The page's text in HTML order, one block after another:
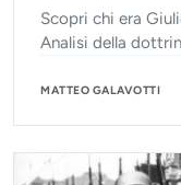
Scopri chi era
Analisi della
MATTEO GALAVOTTI